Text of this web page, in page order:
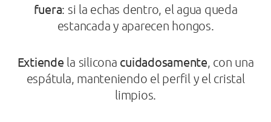
fuera: si la echas dentro, el agua queda
estancada y aparecen hongos.
Extiende la silicona cuidadosamente , con una
espátula, manteniendo el perfil y el cristal
limpios.